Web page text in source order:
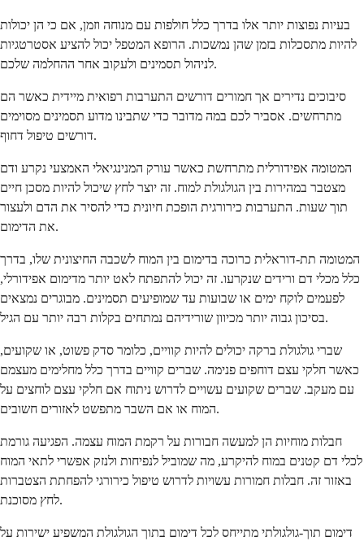
בעיות נפוצות יותר אלו בדרך כלל חולפות עם מנוחה וזמן, אם כי הן יכולות
להיות מתסכלות בזמן שהן נמשכות. הרופא המטפל יכול להציע אסטרטגיות
לניהול תסמינים ולעקוב אחר ההחלמה שלכם.
סיבוכים נדירים אך חמורים דורשים התערבות רפואית מיידית כאשר הם
מתרחשים. אסביר לכם במה מדובר כדי שתבינו מדוע תסמינים מסוימים
דורשים טיפול דחוף.
המטומה אפידורלית מתרחשת כאשר עורק המנינגיאלי האמצעי נקרע ודם
מצטבר במהירות בין הגולגולת למוח. זה יוצר לחץ שיכול להיות מסכן חיים
תוך שעות. התערבות כירורגית הופכת חיונית כדי להסיר את הדם ולעצור
את הדימום.
המטומה תת-דוראלית כרוכה בדימום בין המוח לשכבה החיצונית שלו, בדרך
כלל מכלי דם ורידים שנקרעו. זה יכול להתפתח לאט יותר מדימום אפידורלי,
לפעמים לוקח ימים או שבועות עד שמופיעים תסמינים. מבוגרים נמצאים
בסיכון גבוה יותר מכיוון שורידיהם נמתחים בקלות רבה יותר עם הגיל.
שברי גולגולת ברקה יכולים להיות קוויים, כלומר סדק פשוט, או שקועים,
כאשר חלקי עצם דוחפים פנימה. שברים קוויים בדרך כלל מחלימים מעצמם
עם מעקב. שברים שקועים עשויים לדרוש ניתוח אם חלקי עצם לוחצים על
המוח או אם השבר מתפשט לאזורים חשובים.
חבלות מוחיות הן למעשה חבורות על רקמת המוח עצמה. הפגיעה גורמת
לכלי דם קטנים במוח להיקרע, מה שמוביל לנפיחות ולנזק אפשרי לתאי המוח
באזור זה. חבלות חמורות עשויות לדרוש טיפול כירורגי להפחתת הצטברות
לחץ מסוכנת.
דימום תוך-גולגולתי מתייחס לכל דימום בתוך הגולגולת המשפיע ישירות על